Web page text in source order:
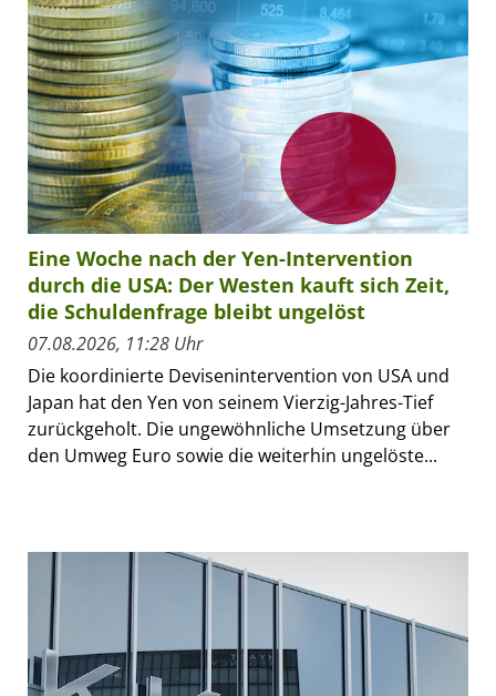
Eine Woche nach der Yen-Intervention
durch die USA: Der Westen kauft sich Zeit,
die Schuldenfrage bleibt ungelöst
07.08.2026, 11:28 Uhr
Die koordinierte Devisenintervention von USA und
Japan hat den Yen von seinem Vierzig-Jahres-Tief
zurückgeholt. Die ungewöhnliche Umsetzung über
den Umweg Euro sowie die weiterhin ungelöste...